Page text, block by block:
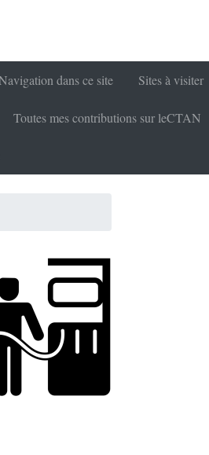
dans ce site Sites à visiter
Toutes mes contributions sur leCTAN